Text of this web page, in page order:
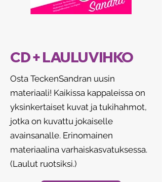
CD + LAULUVIHKO
Osta TeckenSandran uusin
materiaali! Kaikissa kappaleissa on
yksinkertaiset kuvat ja tukihahmot,
jotka on kuvattu jokaiselle
avainsanalle. Erinomainen
materiaalina varhaiskasvatuksessa.
(Laulut ruotsiksi.)